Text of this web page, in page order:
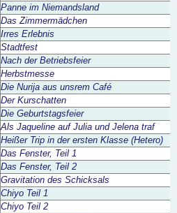
Panne im Niemandsland
Das Zimmermädchen
Irres Erlebnis
Stadtfest
Nach der Betriebsfeier
Herbstmesse
Die Nurija aus unsrem Café
Der Kurschatten
Die Geburtstagsfeier
Als Jaqueline auf Julia und Jelena traf
Heißer Trip in der ersten Klasse (Hetero)
Das Fenster, Teil 1
Das Fenster, Teil 2
Gravitation des Schicksals
Chiyo Teil 1
Chiyo Teil 2